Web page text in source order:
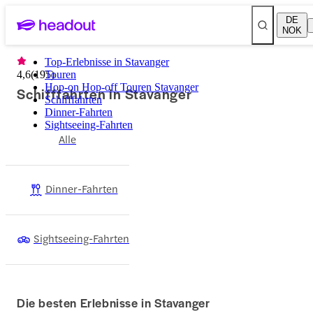
DE
NOK
Top-Erlebnisse in Stavanger
Touren
Hop-on Hop-off Touren Stavanger
Schifffahrten
Dinner-Fahrten
Sightseeing-Fahrten
4,6(195)
Schifffahrten in Stavanger
Alle
Dinner-Fahrten
Sightseeing-Fahrten
Die besten Erlebnisse in Stavanger